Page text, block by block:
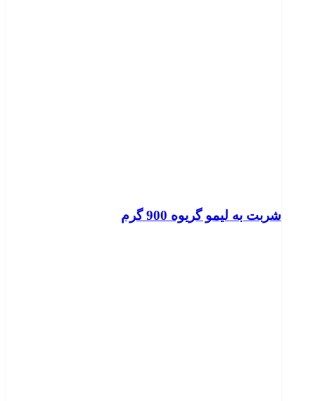
شربت به لیمو گریوه 900 گرم